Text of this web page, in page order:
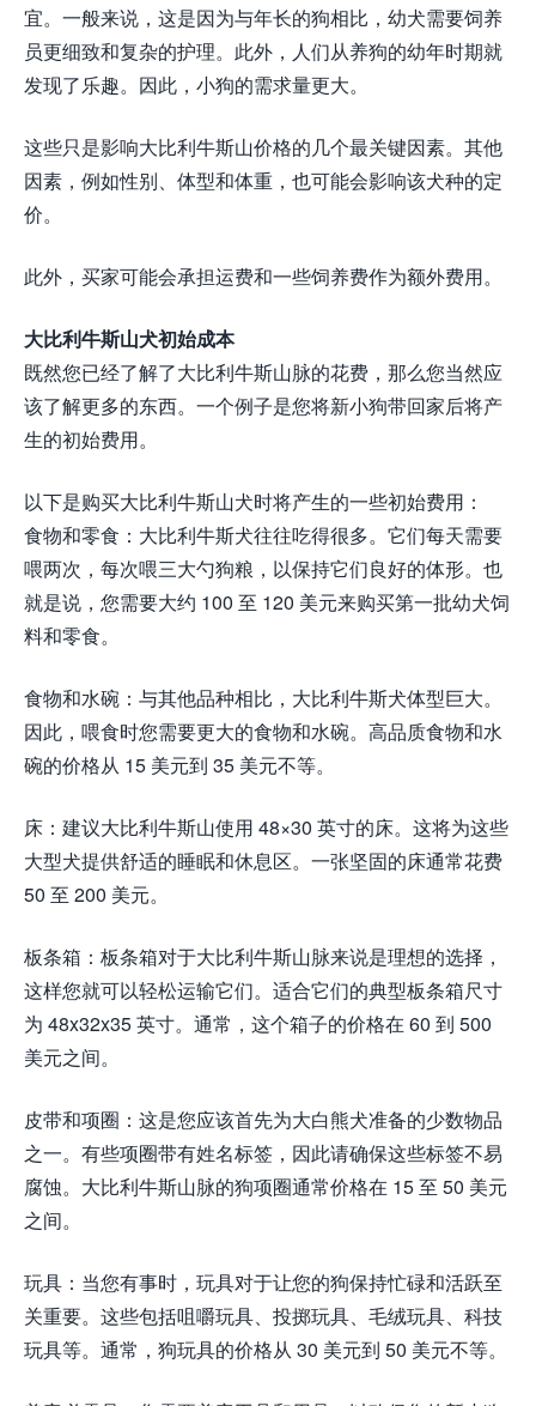
宜。一般来说，这是因为与年长的狗相比，幼犬需要饲养
员更细致和复杂的护理。此外，人们从养狗的幼年时期就
发现了乐趣。因此，小狗的需求量更大。
这些只是影响大比利牛斯山价格的几个最关键因素。其他
因素，例如性别、体型和体重，也可能会影响该犬种的定
价。
此外，买家可能会承担运费和一些饲养费作为额外费用。
大比利牛斯山犬初始成本
既然您已经了解了大比利牛斯山脉的花费，那么您当然应
该了解更多的东西。一个例子是您将新小狗带回家后将产
生的初始费用。
以下是购买大比利牛斯山犬时将产生的一些初始费用：
食物和零食：大比利牛斯犬往往吃得很多。它们每天需要
喂两次，每次喂三大勺狗粮，以保持它们良好的体形。也
就是说，您需要大约 100 至 120 美元来购买第一批幼犬饲
料和零食。
食物和水碗：与其他品种相比，大比利牛斯犬体型巨大。
因此，喂食时您需要更大的食物和水碗。高品质食物和水
碗的价格从 15 美元到 35 美元不等。
床：建议大比利牛斯山使用 48×30 英寸的床。这将为这些
大型犬提供舒适的睡眠和休息区。一张坚固的床通常花费
50 至 200 美元。
板条箱：板条箱对于大比利牛斯山脉来说是理想的选择，
这样您就可以轻松运输它们。适合它们的典型板条箱尺寸
为 48x32x35 英寸。通常，这个箱子的价格在 60 到 500
美元之间。
皮带和项圈：这是您应该首先为大白熊犬准备的少数物品
之一。有些项圈带有姓名标签，因此请确保这些标签不易
腐蚀。大比利牛斯山脉的狗项圈通常价格在 15 至 50 美元
之间。
玩具：当您有事时，玩具对于让您的狗保持忙碌和活跃至
关重要。这些包括咀嚼玩具、投掷玩具、毛绒玩具、科技
玩具等。通常，狗玩具的价格从 30 美元到 50 美元不等。